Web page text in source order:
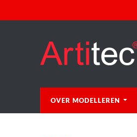
OVER MODELLEREN